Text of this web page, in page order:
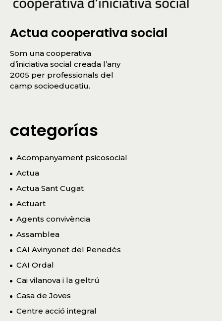
Actua cooperativa social
Som una cooperativa
d’iniciativa social creada l’any
2005 per professionals del
camp socioeducatiu.
categorías
Acompanyament psicosocial
Actua
Actua Sant Cugat
Actuart
Agents convivència
Assamblea
CAI Avinyonet del Penedès
CAI Ordal
Cai vilanova i la geltrú
Casa de Joves
Centre acció integral